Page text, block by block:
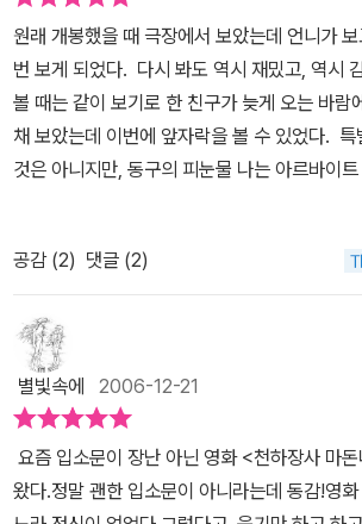
각각의 역할을 갖고 있다. 마치 만화에서 고심
과 배경을 배치하듯이 말이다. 특히 씨름부원
랍도록 잘 계산되어 배치되었다고 할 수 있다.
큼을 잘 소화해 내고 있다.또한 불행한 가족과
주 닳고 닳은 도식에도 불구하고, 살아 있는 캐
지 않게 표현됐다.가장 문제적인 캐릭터라고
의 경우, 무척 나쁜 놈이지만 마지막에서 가서
위치를 찾아가거나 하지 않는다. 그저 다시 돌
제발 좀 믿어 줘라고 끝까지 물고늘어지지는 않
자신의 꿈을 찾아 가는 과정 역시, 딱히 긍부정
자연스럽게 마지막 장면에 짧은 콘서트 장면을
스쿨 오브 락> 이래 최대의 카타르시스를 안겨
까?어떤 영화는 현실 그대로 비루하게 표현하
말도 안 되게 포장하기도 하지만, 이렇게 '마돈
인정' 하는 것이 바로 성장이 아닐까라는 생각도
원래 개봉했을 때 극장에서 보았는데 언니가
번 보게 되었다. 다시 봐도 역시 재밌고, 역시
볼 때는 같이 보기로 한 친구가 늦게 오는 바람
채 보았는데 이번에 앞자락을 볼 수 있었다.
것은 아니지만, 동구의 피눈물 나는 아르바이
남자의 성으로 태어났지만 여자가 되고 싶어한
체성을 '여자'라고 인식하고 있다.어릴 적부터
노래는, 동구가 닮고 싶고 되고 싶어하는 여성
로 마돈나를 좋아한 것은 아니었다.500만원이
고 믿은 것은 어떤 근거에서였는지 모르겠지만,
을 모은다. 고등학교 1학년생이 200만원의 돈
죽이나 애를 썼을까.그렇지만 그런 노력들은 아
바람에 단숨에 물거품이 되고 만다. 권투선수
로 선수 생활을 그만두어야 했고, 중장비 기사
공감 (2) 댓글 (2)
별빛속에 2006-12-21
요즘 입소문이 장난 아닌 영화 <천하장사 마
왔다.정말 괜한 입소문이 아니라는데 동감!영